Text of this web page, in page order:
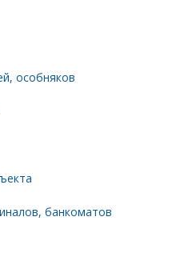
особняков
банкоматов